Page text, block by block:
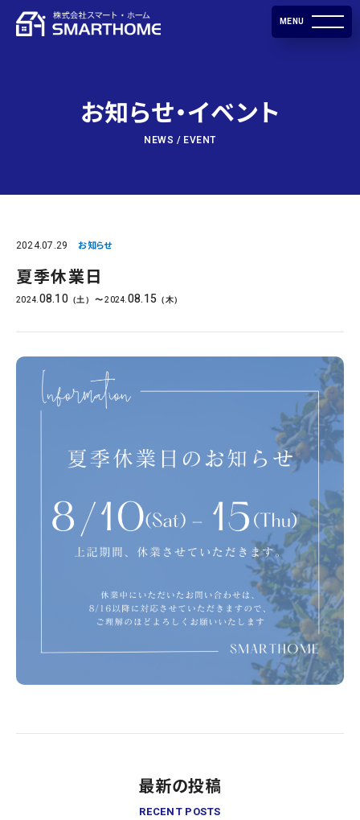
MENU
お知らせ・イベント
NEWS / EVENT
2024.07.29 お知らせ
夏季休業日
2024.08.10 （土） 〜 2024.08.15 （木）
最新の投稿
RECENT POSTS